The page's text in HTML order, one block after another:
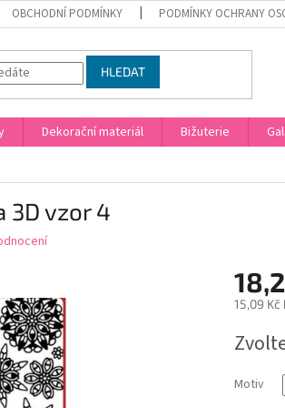
OBCHODNÍ PODMÍNKY PODMÍNKY OCHRANY
HLEDAT
Dekorační materiál Bižuterie
3D vzor 4
15,09 Kč
cena:
Motiv